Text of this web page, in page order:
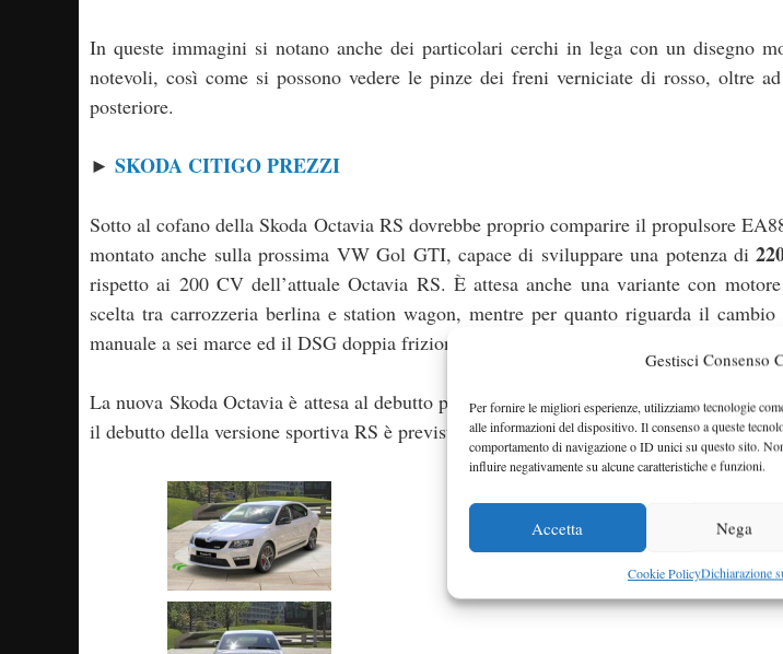
Gestisci Consenso
Per fornire le migliori esperienze, utilizziamo tecnologie
alle informazioni del dispositivo. Il consenso a queste
comportamento di navigazione o ID unici su questo sito.
influire negativamente su alcune caratteristiche e funzioni.
Accetta Nega
Cookie PolicyDichiarazione
In queste immagini si notano anche dei particolari cerchi in lega con un disegno
notevoli, così come si possono vedere le pinze dei freni verniciate di rosso, oltre
posteriore.
► SKODA CITIGO PREZZI
Sotto al cofano della Skoda Octavia RS dovrebbe proprio comparire il propulsore
montato anche sulla prossima VW Gol GTI, capace di sviluppare una potenza di
rispetto ai 200 CV dell’attuale Octavia RS. È attesa anche una variante con
scelta tra carrozzeria berlina e station wagon, mentre per quanto riguarda il
manuale a sei marce ed il DSG doppia frizione a sette rapporti.
La nuova Skoda Octavia è attesa al debutto per il prossimo mese di marzo 2013, la
il debutto della versione sportiva RS è previsto per il mese di luglio circa.